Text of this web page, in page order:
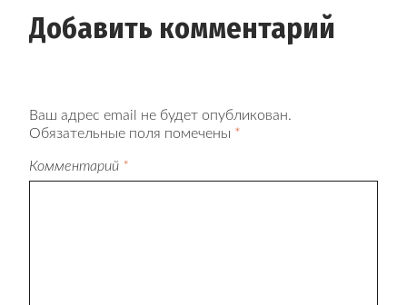
Добавить комментарий
Ваш адрес email не будет опубликован.
Обязательные поля помечены *
Комментарий *